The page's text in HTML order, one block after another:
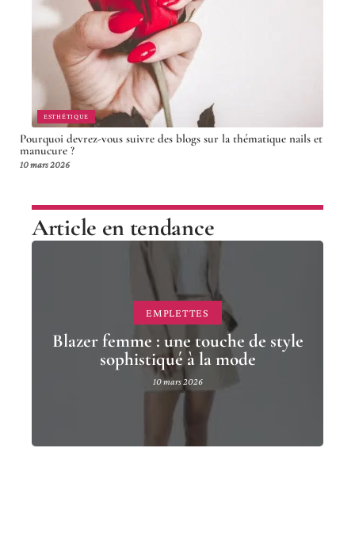
ESTHÉTIQUE
Pourquoi devrez-vous suivre des blogs sur la thématique nails et
manucure ?
10 mars 2026
Article en tendance
EMPLETTES
Blazer femme : une touche de style
sophistiqué à la mode
10 mars 2026